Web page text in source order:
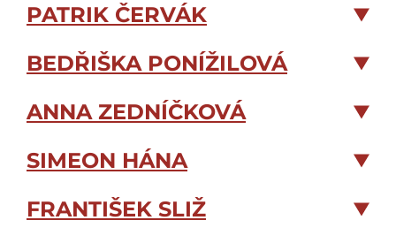
PATRIK ČERVÁK
BEDŘIŠKA PONÍŽILOVÁ
ANNA ZEDNÍČKOVÁ
SIMEON HÁNA
FRANTIŠEK SLIŽ